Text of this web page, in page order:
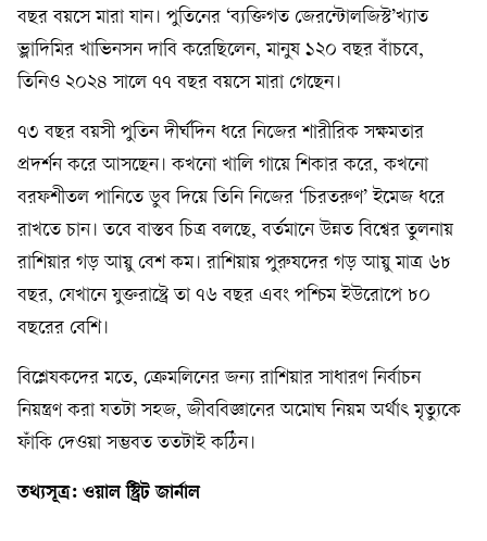
বছর বয়সে মারা যান। পুতিনের ‘ব্যক্তিগত জেরন্টোলজিস্ট’খ্যাত
ভ্লাদিমির খাভিনসন দাবি করেছিলেন, মানুষ ১২০ বছর বাঁচবে,
তিনিও ২০২৪ সালে ৭৭ বছর বয়সে মারা গেছেন।
৭৩ বছর বয়সী পুতিন দীর্ঘদিন ধরে নিজের শারীরিক সক্ষমতার
প্রদর্শন করে আসছেন। কখনো খালি গায়ে শিকার করে, কখনো
বরফশীতল পানিতে ডুব দিয়ে তিনি নিজের ‘চিরতরুণ’ ইমেজ ধরে
রাখতে চান। তবে বাস্তব চিত্র বলছে, বর্তমানে উন্নত বিশ্বের তুলনায়
রাশিয়ার গড় আয়ু বেশ কম। রাশিয়ায় পুরুষদের গড় আয়ু মাত্র ৬৮
বছর, যেখানে যুক্তরাষ্ট্রে তা ৭৬ বছর এবং পশ্চিম ইউরোপে ৮০
বছরের বেশি।
বিশ্লেষকদের মতে, ক্রেমলিনের জন্য রাশিয়ার সাধারণ নির্বাচন
নিয়ন্ত্রণ করা যতটা সহজ, জীববিজ্ঞানের অমোঘ নিয়ম অর্থাৎ মৃত্যুকে
ফাঁকি দেওয়া সম্ভবত ততটাই কঠিন।
তথ্যসূত্র: ওয়াল স্ট্রিট জার্নাল